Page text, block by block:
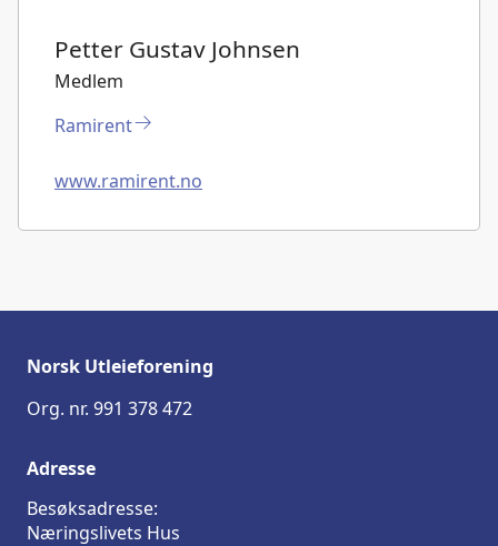
Petter Gustav Johnsen
Medlem
Ramirent
www.ramirent.no
Norsk Utleieforening
Org. nr. 991 378 472
Adresse
Besøksadresse:
Næringslivets Hus